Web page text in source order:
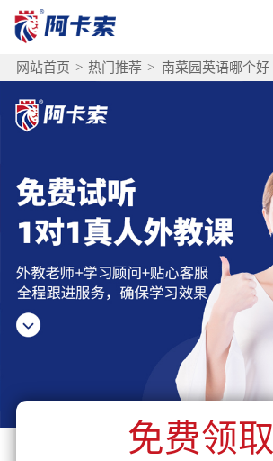
网站首页 > 热门推荐 > 南菜园英语哪个好
免费领取